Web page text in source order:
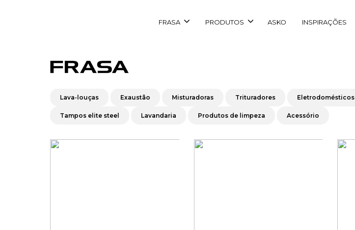
FRASA PRODUTOS ASKO INSPIRAÇÕES
Lava-louças Exaustão Misturadoras Trituradores Eletrodomésticos
Tampos elite steel Lavandaria Produtos de limpeza Acessório